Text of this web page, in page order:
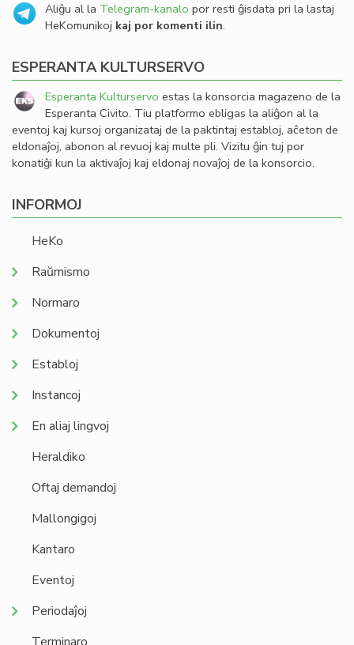
Aliĝu al la Telegram-kanalo por resti ĝisdata pri la lastaj
HeKomunikoj kaj por komenti ilin.
ESPERANTA KULTURSERVO
Esperanta Kulturservo estas la konsorcia magazeno de la
Esperanta Civito. Tiu platformo ebligas la aliĝon al la
eventoj kaj kursoj organizataj de la paktintaj establoj, aĉeton de
eldonaĵoj, abonon al revuoj kaj multe pli. Vizitu ĝin tuj por
konatiĝi kun la aktivaĵoj kaj eldonaj novaĵoj de la konsorcio.
INFORMOJ
HeKo
Raŭmismo
Normaro
Dokumentoj
Establoj
Instancoj
En aliaj lingvoj
Heraldiko
Oftaj demandoj
Mallongigoj
Kantaro
Eventoj
Periodaĵoj